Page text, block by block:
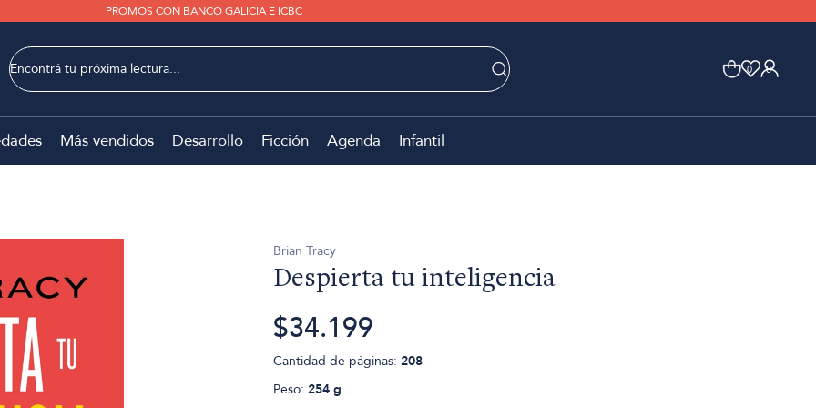
PROMOS CON BANCO GALICIA E ICBC
0 0
Más vendidos Desarrollo Ficción Agenda Infantil
Brian Tracy
Despierta tu inteligencia
$34.199
Cantidad de páginas: 208
Peso: 254 g